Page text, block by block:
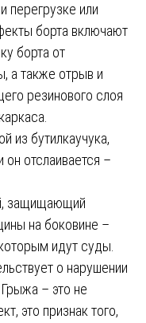
перегрузке или
борта включают
борта от
а также отрыв и
резинового слоя
из бутилкаучука,
отслаивается –
защищающий
на боковине –
идут суды.
о нарушении
– это не
это признак того,